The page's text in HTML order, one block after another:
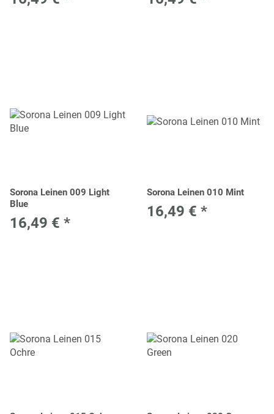
Sorona Leinen 009 Light
Blue
16,49 € *
Sorona Leinen 010 Mint
16,49 € *